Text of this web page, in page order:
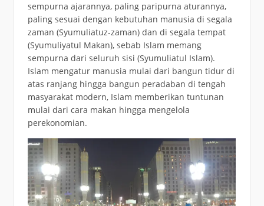
sempurna ajarannya, paling paripurna aturannya,
paling sesuai dengan kebutuhan manusia di segala
zaman (Syumuliatuz-zaman) dan di segala tempat
(Syumuliyatul Makan), sebab Islam memang
sempurna dari seluruh sisi (Syumuliatul Islam).
Islam mengatur manusia mulai dari bangun tidur di
atas ranjang hingga bangun peradaban di tengah
masyarakat modern, Islam memberikan tuntunan
mulai dari cara makan hingga mengelola
perekonomian.